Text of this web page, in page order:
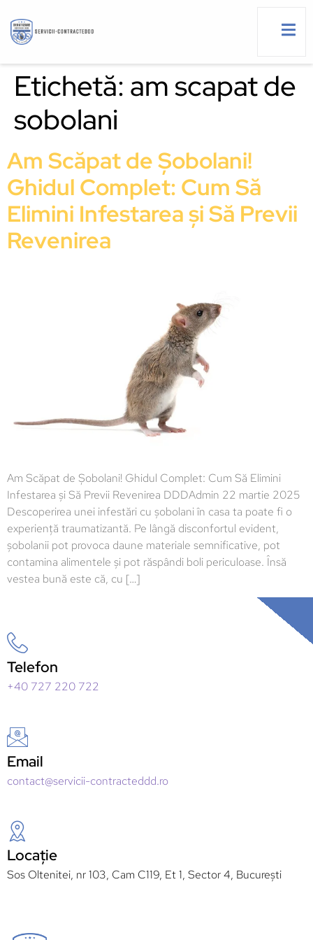
Etichetă: am scapat de
sobolani
Am Scăpat de Șobolani!
Ghidul Complet: Cum Să
Elimini Infestarea și Să Previi
Revenirea
Am Scăpat de Șobolani! Ghidul Complet: Cum Să Elimini
Infestarea și Să Previi Revenirea DDDAdmin 22 martie 2025
Descoperirea unei infestări cu șobolani în casa ta poate fi o
experiență traumatizantă. Pe lângă disconfortul evident,
șobolanii pot provoca daune materiale semnificative, pot
contamina alimentele și pot răspândi boli periculoase. Însă
vestea bună este că, cu […]
Telefon
+40 727 220 722
Email
contact@servicii-contracteddd.ro
Locație
Sos Oltenitei, nr 103, Cam C119, Et 1, Sector 4, București